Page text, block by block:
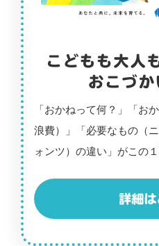
「おかねって何？」「お
浪費）」「必要なもの（
ォンツ）の違い」がこの